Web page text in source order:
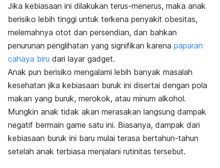
Jika kebiasaan ini dilakukan terus-menerus, maka anak
berisiko lebih tinggi untuk terkena penyakit obesitas,
melemahnya otot dan persendian, dan bahkan
penurunan penglihatan yang signifikan karena paparan
cahaya biru dari layar gadget.
Anak pun berisiko mengalami lebih banyak masalah
kesehatan jika kebiasaan buruk ini disertai dengan pola
makan yang buruk, merokok, atau minum alkohol.
Mungkin anak tidak akan merasakan langsung dampak
negatif bermain game satu ini. Biasanya, dampak dari
kebiasaan buruk ini baru mulai terasa bertahun-tahun
setelah anak terbiasa menjalani rutinitas tersebut.